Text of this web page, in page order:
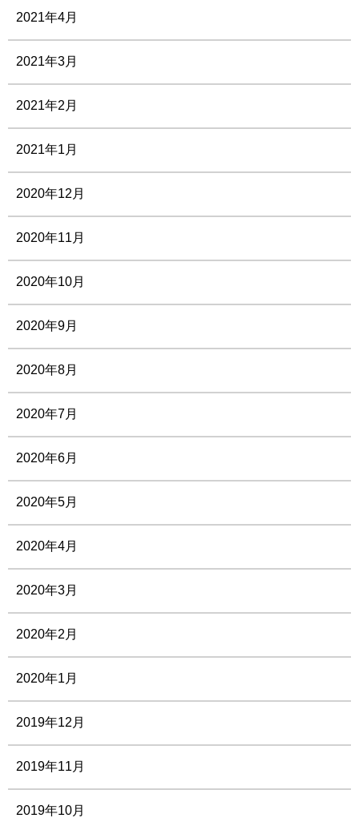
2021年4月
2021年3月
2021年2月
2021年1月
2020年12月
2020年11月
2020年10月
2020年9月
2020年8月
2020年7月
2020年6月
2020年5月
2020年4月
2020年3月
2020年2月
2020年1月
2019年12月
2019年11月
2019年10月